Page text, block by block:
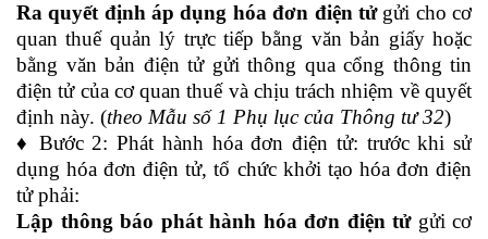
Ra quyết định áp dụng hóa đơn điện tửgửi cho cơ
quan thuế quản lý trực tiếp bằng văn bản giấy hoặc
bằng văn bản điện tử gửi thông qua cổng thông tin
điện tử của cơ quan thuế và chịu trách nhiệm về quyết
định này. (theo Mẫu số 1 Phụ lục của Thông tư 32)
♦ Bước 2: Phát hành hóa đơn điện tử: trước khi sử
dụng hóa đơn điện tử, tổ chức khởi tạo hóa đơn điện
tử phải:
Lập thông báo phát hành hóa đơn điện tử gửi cơ